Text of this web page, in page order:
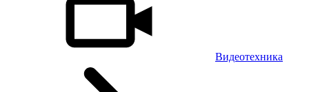
Видеотехника